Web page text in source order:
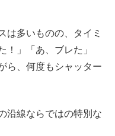
は多いものの、タイミ
！」「あ、ブレた」
ら、何度もシャッター
沿線ならではの特別な